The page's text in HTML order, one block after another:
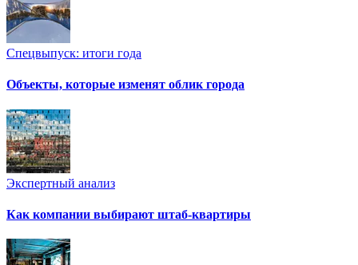
Спецвыпуск: итоги года
Объекты, которые изменят облик города
Экспертный анализ
Как компании выбирают штаб-квартиры